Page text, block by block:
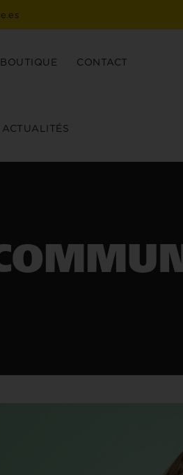
BOUTIQUE CONTACT